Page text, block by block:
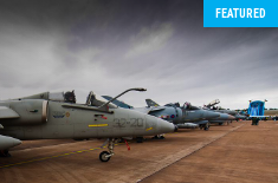
FEATURED